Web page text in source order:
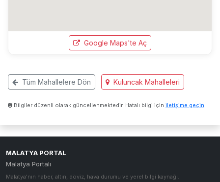
Google Maps'te Aç
Tüm Mahallelere Dön Kuluncak Mahalleleri
Bilgiler düzenli olarak güncellenmektedir. Hatalı bilgi için iletişime geçin
MALATYA PORTAL
Malatya Portalı
Malatya'nın haber, altın, döviz, hava durumu ve yerel bilgi kaynağı.